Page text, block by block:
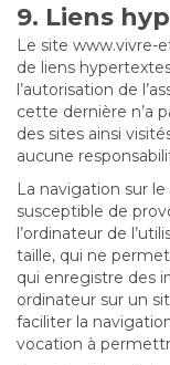
9. Liens
Le site www.vivre-
de liens
l’autorisation de
cette dernière n’a
des sites ainsi
aucune
La navigation sur
susceptible de
l’ordinateur de
taille, qui ne
qui enregistre des
ordinateur sur un
faciliter la
vocation à